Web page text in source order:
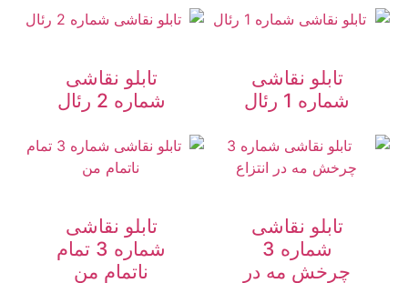
تابلو نقاشی
شماره 1 رئال
تابلو نقاشی
شماره 2 رئال
تابلو نقاشی
شماره 3
چرخش مه در
تابلو نقاشی
شماره 3 تمام
ناتمام من